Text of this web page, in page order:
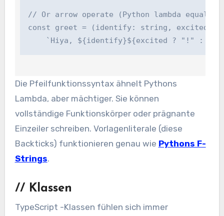
// Or arrow operate (Python lambda equal)
const greet = (identify: string, excited
`Hiya, ${identify}${excited ? "!" :
Die Pfeilfunktionssyntax ähnelt Pythons
Lambda, aber mächtiger. Sie können
vollständige Funktionskörper oder prägnante
Einzeiler schreiben. Vorlagenliterale (diese
Backticks) funktionieren genau wie Pythons F-
Strings.
// Klassen
TypeScript -Klassen fühlen sich immer